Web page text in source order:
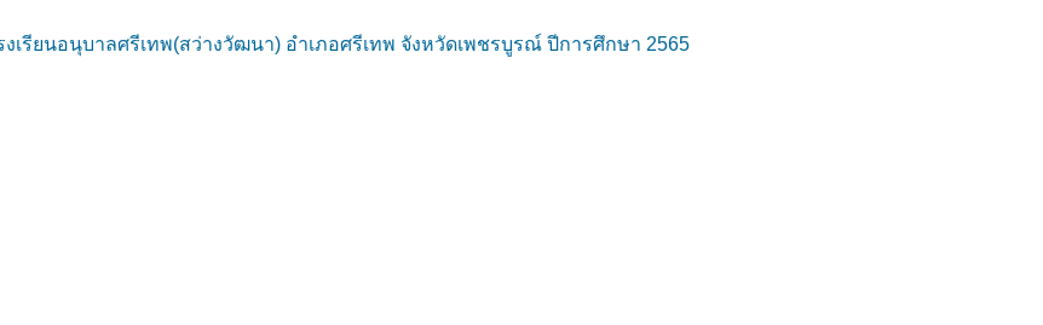
เรียนอนุบาลศรีเทพ(สว่างวัฒนา) อำเภอศรีเทพ จังหวัดเพชรบูรณ์ ปีการศึกษา 2565